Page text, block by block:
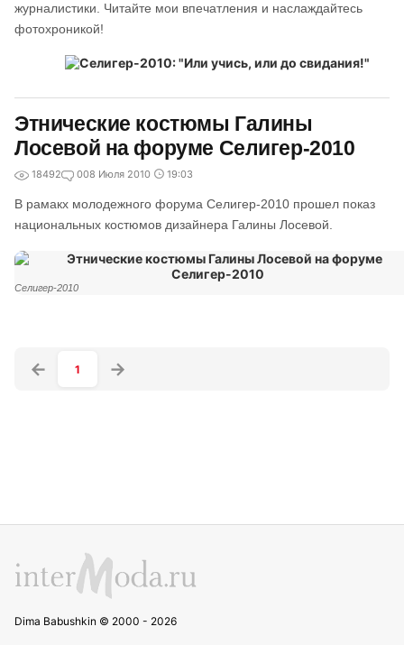
журналистики. Читайте мои впечатления и наслаждайтесь
фотохроникой!
Этнические костюмы Галины
Лосевой на форуме Селигер-2010
18492 008 Июля 2010 19:03
В рамакх молодежного форума Селигер-2010 прошел показ
национальных костюмов дизайнера Галины Лосевой.
Селигер-2010
1
Dima Babushkin © 2000 - 2026